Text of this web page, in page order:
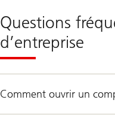
Questions
d’entreprise
Comment ouvrir un